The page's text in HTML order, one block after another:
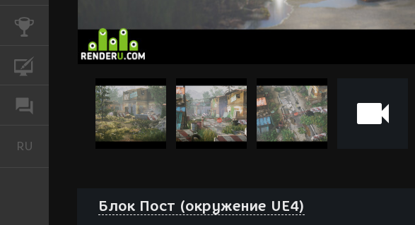
RU
Блок Пост (окружение UE4)